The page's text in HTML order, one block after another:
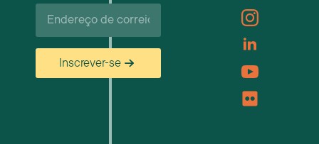
Correio
eletrónico*
Inscrever-se